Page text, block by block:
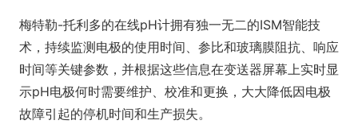
梅特勒-托利多的在线pH计拥有独一无二的ISM智能技
术，持续监测电极的使用时间、参比和玻璃膜阻抗、响应
时间等关键参数，并根据这些信息在变送器屏幕上实时显
示pH电极何时需要维护、校准和更换，大大降低因电极
故障引起的停机时间和生产损失。